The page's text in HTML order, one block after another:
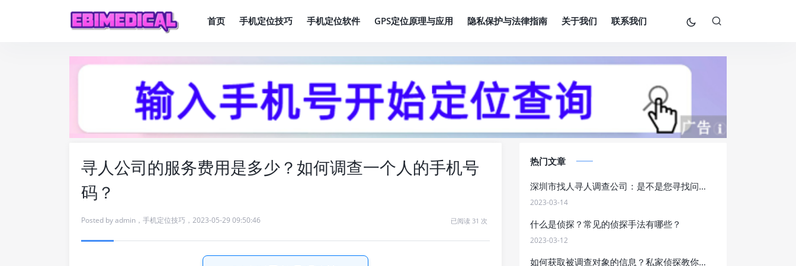
首页 手机定位技巧 手机定位软件 GPS定位原理与应用 隐私保护与法律指南 关于我们 联系我们
寻人公司的服务费用是多少？如何调查一个人的手机号
码？
Posted byadmin ， 手机定位技巧 ， 2023-05-29 09:50:46 已阅读 31 次
热门文章
深圳市找人寻人调查公司：是不是您寻找问题解决方案的最佳选择？
2023-03-14
什么是侦探？常见的侦探手法有哪些？
2023-03-12
如何获取被调查对象的信息？私家侦探教你五种方法！